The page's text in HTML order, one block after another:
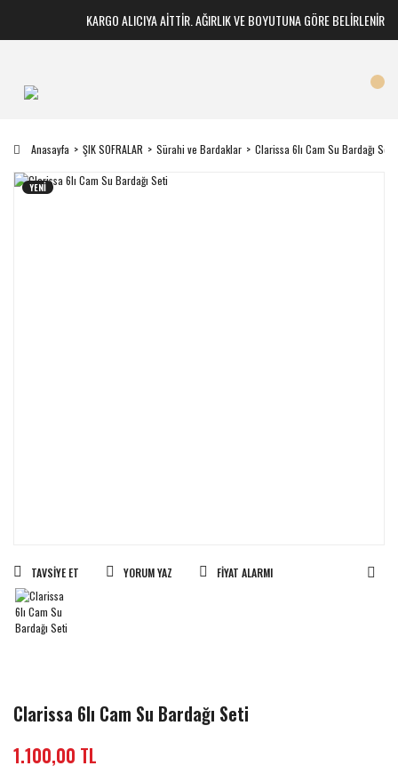
KARGO ALICIYA AİTTİR. AĞIRLIK VE BOYUTUNA GÖRE BELİRLENİR
Anasayfa ŞIK SOFRALAR Sürahi ve Bardaklar Clarissa 6lı Cam Su Bardağı Seti
YENİ
TAVSIYE ET YORUM YAZ FIYAT ALARMI
Clarissa 6lı Cam Su Bardağı Seti
1.100,00 TL